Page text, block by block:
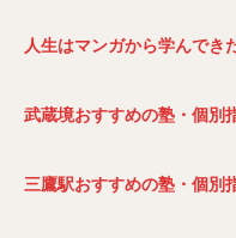
人生はマンガから学んでき
武蔵境おすすめの塾・個別
三鷹駅おすすめの塾・個別